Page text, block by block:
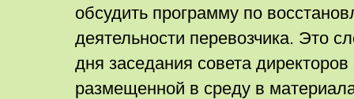
обсудить программу по
деятельности перевозчика. Это
дня заседания совета
размещенной в среду в